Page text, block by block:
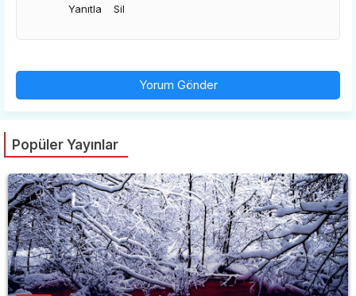
Yanıtla Sil
Yorum Gönder
Popüler Yayınlar